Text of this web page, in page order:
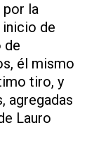
por la
inicio de
de
él mismo
tiro, y
agregadas
Lauro